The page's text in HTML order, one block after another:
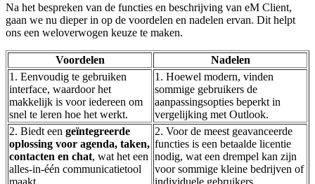
Na het bespreken van de functies en beschrijving van eM Client,
gaan we nu dieper in op de voordelen en nadelen ervan. Dit helpt
ons een weloverwogen keuze te maken.
Voordelen
Nadelen
1. Eenvoudig te gebruiken
interface, waardoor het
makkelijk is voor iedereen om
snel te leren hoe het werkt.
1. Hoewel modern, vinden
sommige gebruikers de
aanpassingsopties beperkt in
vergelijking met Outlook.
2. Biedt een geïntegreerde
oplossing voor agenda, taken,
contacten en chat, wat het een
alles-in-één communicatietool
maakt.
2. Voor de meest geavanceerde
functies is een betaalde licentie
nodig, wat een drempel kan zijn
voor sommige kleine bedrijven of
individuele gebruikers.